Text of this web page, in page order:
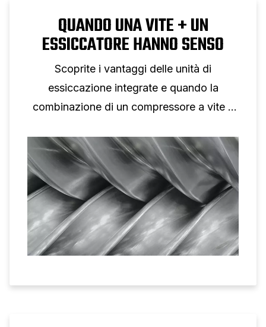
QUANDO UNA VITE + UN
ESSICCATORE HANNO SENSO
Scoprite i vantaggi delle unità di
essiccazione integrate e quando la
combinazione di un compressore a vite e